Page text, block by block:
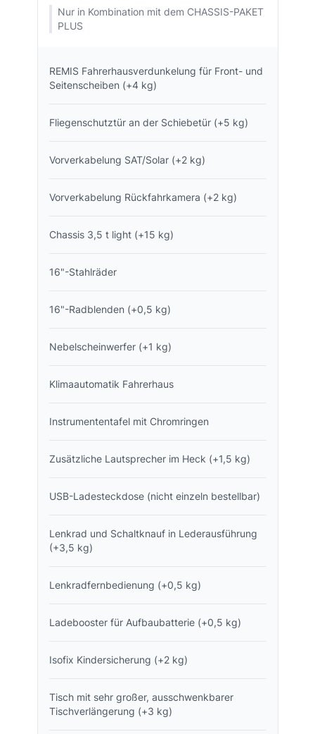
Nur in Kombination mit dem CHASSIS-PAKET
PLUS
REMIS Fahrerhausverdunkelung für Front- und
Seitenscheiben (+4 kg)
Fliegenschutztür an der Schiebetür (+5 kg)
Vorverkabelung SAT/Solar (+2 kg)
Vorverkabelung Rückfahrkamera (+2 kg)
Chassis 3,5 t light (+15 kg)
16"-Stahlräder
16"-Radblenden (+0,5 kg)
Nebelscheinwerfer (+1 kg)
Klimaautomatik Fahrerhaus
Instrumententafel mit Chromringen
Zusätzliche Lautsprecher im Heck (+1,5 kg)
USB-Ladesteckdose (nicht einzeln bestellbar)
Lenkrad und Schaltknauf in Lederausführung
(+3,5 kg)
Lenkradfernbedienung (+0,5 kg)
Ladebooster für Aufbaubatterie (+0,5 kg)
Isofix Kindersicherung (+2 kg)
Tisch mit sehr großer, ausschwenkbarer
Tischverlängerung (+3 kg)